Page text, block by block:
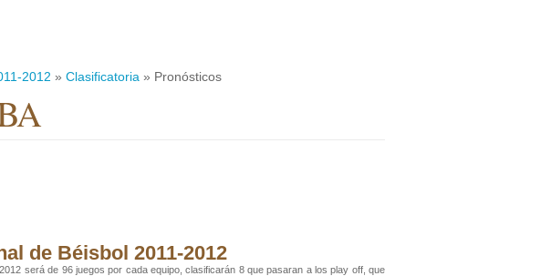
2012 » Clasificatoria » Pronósticos
de Béisbol 2011-2012
será de 96 juegos por cada equipo, clasificarán 8 que pasaran a los play off, que